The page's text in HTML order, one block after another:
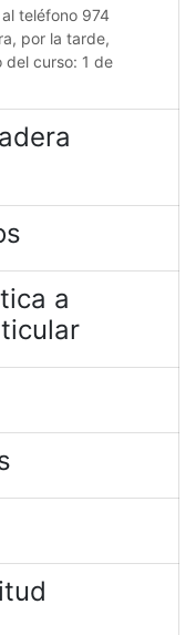
teléfono 974
por la tarde,
del curso: 1 de
a